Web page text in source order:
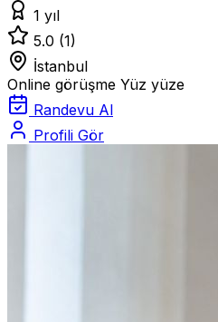
1 yıl
5.0 (1)
İstanbul
Online görüşme Yüz yüze
Randevu Al
Profili Gör